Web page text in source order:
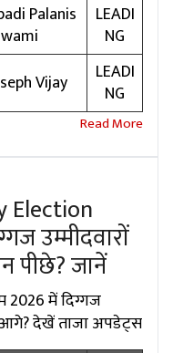
Palanis
wami
LEADI
NG
Vijay
LEADI
NG
Election
उम्मीदवारों
पीछे? जानें
2026 में दिग्गज
आगे? देखें ताजा अपडेट्स